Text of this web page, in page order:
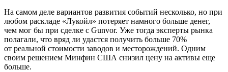
На самом деле вариантов развития событий несколько, но при
любом раскладе «Лукойл» потеряет намного больше денег,
чем мог бы при сделке с Gunvor. Уже тогда эксперты рынка
полагали, что вряд ли удастся получить больше 70%
от реальной стоимости заводов и месторождений. Одним
своим решением Минфин США снизил цену на активы еще
больше.